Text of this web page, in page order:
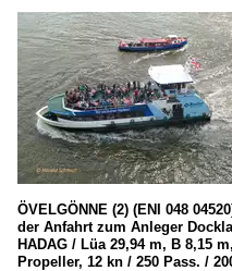
ÖVELGÖNNE (2) (ENI 048
der Anfahrt zum Anleger
HADAG / Lüa 29,94 m, B 8,15
Propeller, 12 kn / 250 Pass. /